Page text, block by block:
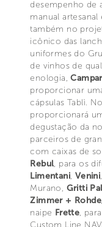
desempenho de
manual
também no
icônico das
uniformes do
de vinhos de
enologia,
proporcionar
cápsulas Tablì.
proporcionará
degustação da
parceiros de
com caixas de
Rebul, para os
Limentani, Venini
Murano, Gritti
Zimmer +
naipe Frette,
Custom Line